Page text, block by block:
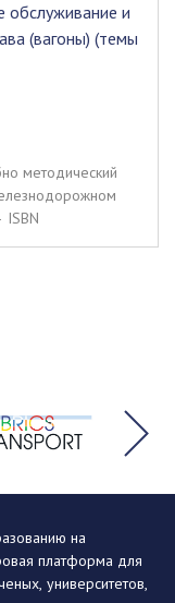
обслуживание и
(вагоны) (темы
методический
ISBN
на
платформа для
университетов,